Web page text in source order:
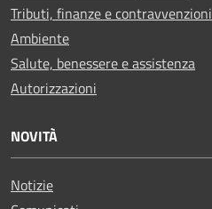
Tributi, finanze e contravvenzioni
Ambiente
Salute, benessere e assistenza
Autorizzazioni
NOVITÀ
Notizie